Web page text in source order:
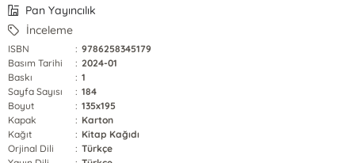
Pan Yayıncılık
İnceleme
ISBN : 9786258345179
Basım Tarihi
: 2024-01
Baskı
: 1
Sayfa Sayısı
: 184
Boyut
: 135x195
Kapak
: Karton
Kağıt
: Kitap Kağıdı
Orjinal Dili
: Türkçe